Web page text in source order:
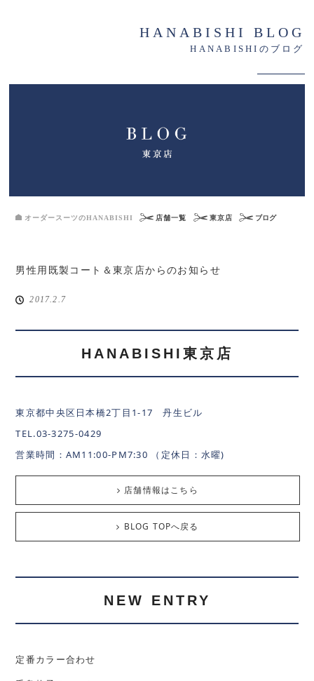
HANABISHI BLOG
HANABISHIのブログ
オーダースーツのHANABISHI 店舗一覧 東京店 ブログ
男性用既製コート＆東京店からのお知らせ
2017.2.7
HANABISHI東京店
東京都中央区日本橋2丁目1-17 丹生ビル
TEL.03-3275-0429
営業時間：AM11:00-PM7:30 （定休日：水曜)
店舗情報はこちら
BLOG TOPへ戻る
NEW ENTRY
定番カラー合わせ